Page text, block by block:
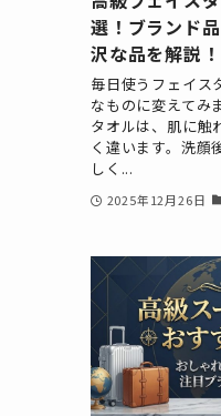
選！ブランド
沢な品を解説！
毎日使うフェイス
なものに変えてみ
タオルは、肌に触
く違います。洗顔
しく...
2025年12月26日